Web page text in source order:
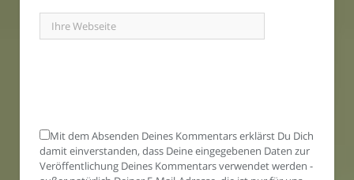
Mit dem Absenden Deines Kommentars erklärst Du Dich
damit einverstanden, dass Deine eingegebenen Daten zur
Veröffentlichung Deines Kommentars verwendet werden -